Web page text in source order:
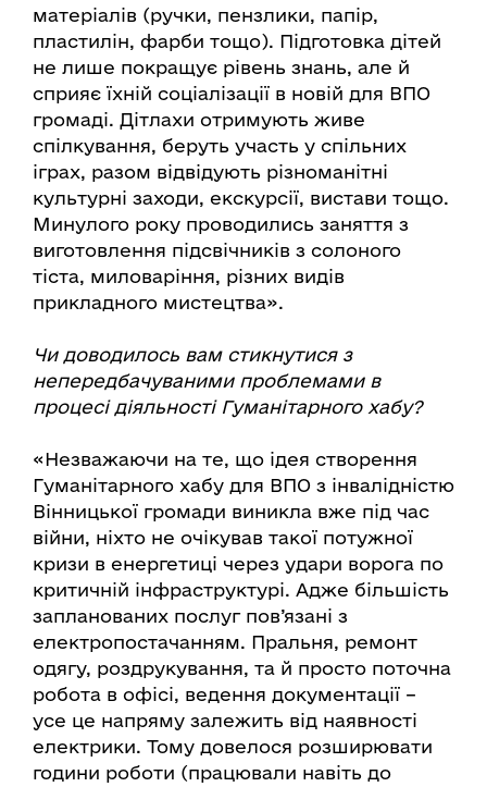
матеріалів (ручки, пензлики, папір,
пластилін, фарби тощо). Підготовка дітей
не лише покращує рівень знань, але й
сприяє їхній соціалізації в новій для ВПО
громаді. Дітлахи отримують живе
спілкування, беруть участь у спільних
іграх, разом відвідують різноманітні
культурні заходи, екскурсії, вистави тощо.
Минулого року проводились заняття з
виготовлення підсвічників з солоного
тіста, миловаріння, різних видів
прикладного мистецтва».
Чи доводилось вам стикнутися з
непередбачуваними проблемами в
процесі діяльності Гуманітарного хабу?
«Незважаючи на те, що ідея створення
Гуманітарного хабу для ВПО з інвалідністю
Вінницької громади виникла вже під час
війни, ніхто не очікував такої потужної
кризи в енергетиці через удари ворога по
критичній інфраструктурі. Адже більшість
запланованих послуг пов’язані з
електропостачанням. Пральня, ремонт
одягу, роздрукування, та й просто поточна
робота в офісі, ведення документації –
усе це напряму залежить від наявності
електрики. Тому довелося розширювати
години роботи (працювали навіть до